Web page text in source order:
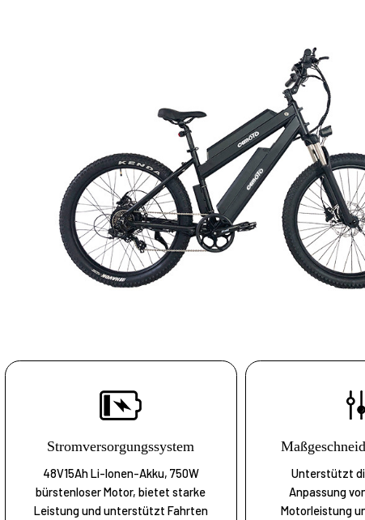
Stromversorgungssystem
48V15Ah Li-Ionen-Akku, 750W
bürstenloser Motor, bietet starke
Leistung und unterstützt Fahrten
Unterstützt
Anpassung
Motorleistung